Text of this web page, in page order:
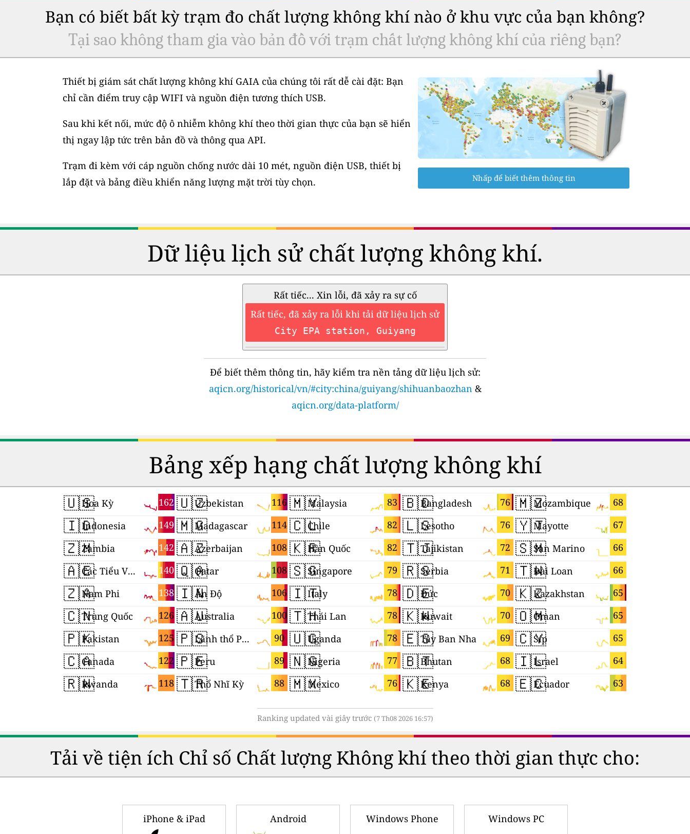
Bạn có biết bất kỳ trạm đo chất lượng không khí nào ở khu vực của bạn không?
Tại sao không tham gia vào bản đồ với trạm chất lượng không khí của riêng bạn?
Thiết bị giám sát chất lượng không khí GAIA của chúng tôi rất dễ cài đặt: Bạn
chỉ cần điểm truy cập WIFI và nguồn điện tương thích USB.
Sau khi kết nối, mức độ ô nhiễm không khí theo thời gian thực của bạn sẽ hiển
thị ngay lập tức trên bản đồ và thông qua API.
Trạm đi kèm với cáp nguồn chống nước dài 10 mét, nguồn điện USB, thiết bị
lắp đặt và bảng điều khiển năng lượng mặt trời tùy chọn.
Nhấp để biết thêm thông tin
Dữ liệu lịch sử chất lượng không khí.
Rất tiếc... Xin lỗi, đã xảy ra sự cố
Rất tiếc, đã xảy ra lỗi khi tải dữ liệu lịch sử
City EPA station, Guiyang
Để biết thêm thông tin, hãy kiểm tra nền tảng dữ liệu lịch sử:
aqicn.org/historical/vn/#city:china/guiyang/shihuanbaozhan &
aqicn.org/data-platform/
Bảng xếp hạng chất lượng không khí
🇺🇸 162
Hoa Kỳ
🇮🇩 149
Indonesia
🇿🇲 142
Zambia
🇦🇪 140
Các Tiểu Vương quốc Ả Rập Thống nhất
🇿🇦 138
Nam Phi
🇨🇳 126
Trung Quốc
🇵🇰 125
Pakistan
🇨🇦 122
Canada
🇷🇼 118
Rwanda
🇺🇿 116
Uzbekistan
🇲🇬 114
Madagascar
🇦🇿 108
Azerbaijan
🇶🇦 108
Qatar
🇮🇳 106
Ấn Độ
🇦🇺 100
Australia
🇵🇸 90
Lãnh thổ Palestine
🇵🇪 89
Peru
🇹🇷 88
Thổ Nhĩ Kỳ
🇲🇾 83
Malaysia
🇨🇱 82
Chile
🇰🇷 82
Hàn Quốc
🇸🇬 79
Singapore
🇮🇹 78
Italy
🇹🇭 78
Thái Lan
🇺🇬 78
Uganda
🇳🇬 77
Nigeria
🇲🇽 76
Mexico
🇧🇩 76
Bangladesh
🇱🇸 76
Lesotho
🇹🇯 72
Tajikistan
🇷🇸 71
Serbia
🇩🇪 70
Đức
🇰🇼 70
Kuwait
🇪🇸 69
Tây Ban Nha
🇧🇹 68
Bhutan
🇰🇪 68
Kenya
🇲🇿 68
Mozambique
🇾🇹 67
Mayotte
🇸🇲 66
San Marino
🇹🇼 66
Đài Loan
🇰🇿 65
Kazakhstan
🇴🇲 65
Oman
🇨🇾 65
Síp
🇮🇱 64
Israel
🇪🇨 63
Ecuador
Ranking updated vài giây trước (7 Th08 2026 16:57)
Tải về tiện ích Chỉ số Chất lượng Không khí theo thời gian thực cho:
iPhone & iPad Android Windows Phone Windows PC